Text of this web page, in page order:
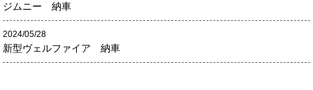
ジムニー 納車
2024/05/28
新型ヴェルファイア 納車